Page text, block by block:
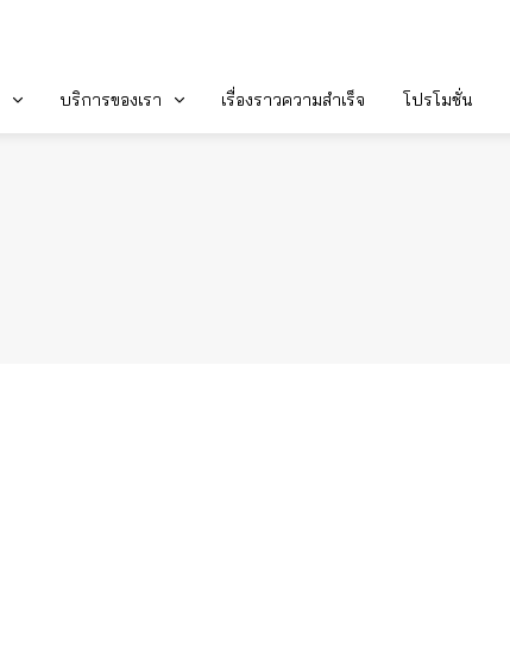
บริการของเรา เรื่องราวความสำเร็จ โปรโมชั่น